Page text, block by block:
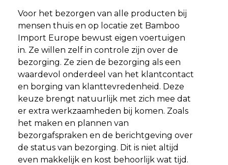
Voor het bezorgen van alle producten bij
mensen thuis en op locatie zet Bamboo
Import Europe bewust eigen voertuigen
in. Ze willen zelf in controle zijn over de
bezorging. Ze zien de bezorging als een
waardevol onderdeel van het klantcontact
en borging van klanttevredenheid. Deze
keuze brengt natuurlijk met zich mee dat
er extra werkzaamheden bij komen. Zoals
het maken en plannen van
bezorgafspraken en de berichtgeving over
de status van bezorging. Dit is niet altijd
even makkelijk en kost behoorlijk wat tijd.